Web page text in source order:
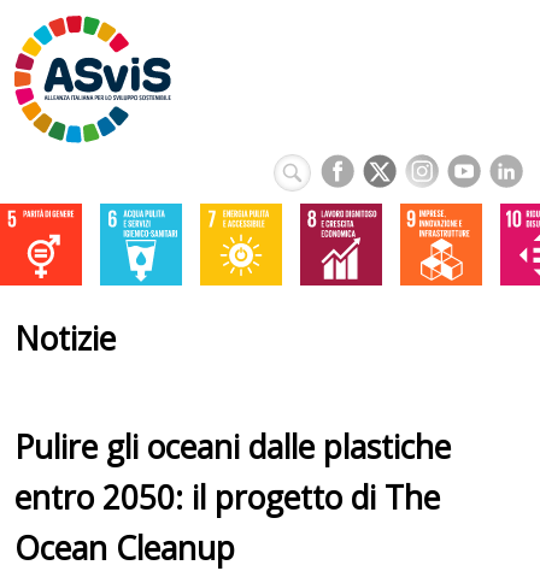
Notizie
Pulire gli oceani dalle plastiche
entro 2050: il progetto di The
Ocean Cleanup